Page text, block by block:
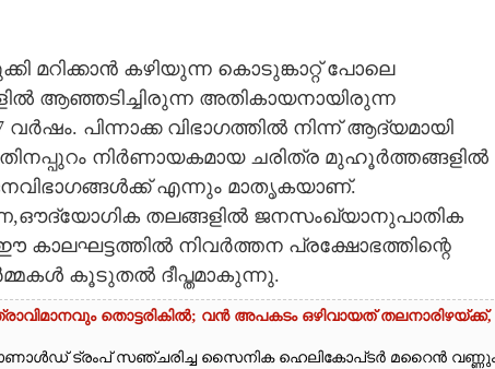
കഴിയുന്ന കൊടുങ്കാറ്റ് പോലെ
ആഞ്ഞടിച്ചിരുന്ന അതികായനായിരുന്ന
പിന്നാക്ക വിഭാഗത്തിൽ നിന്ന് ആദ്യമായി
നിർണായകമായ ചരിത്ര മുഹൂർത്തങ്ങളിൽ
എന്നും മാതൃകയാണ്.
തലങ്ങളിൽ ജനസംഖ്യാനുപാതിക
ഈ കാലഘട്ടത്തിൽ നിവർത്തന പ്രക്ഷോഭത്തിന്റെ
കൂടുതൽ ദീപ്തമാകുന്നു.
തൊട്ടരികിൽ; വൻ അപകടം ഒഴിവായത് തലനാരിഴയ്‌ക്ക്,
ട്രംപ് സഞ്ചരിച്ച സൈനിക ഹെലികോപ്‌ടർ മറൈൻ